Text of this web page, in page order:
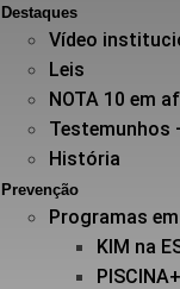
Destaques
Vídeo
Leis
NOTA 10 em
Testemunhos
História
Prevenção
Programas
KIM na